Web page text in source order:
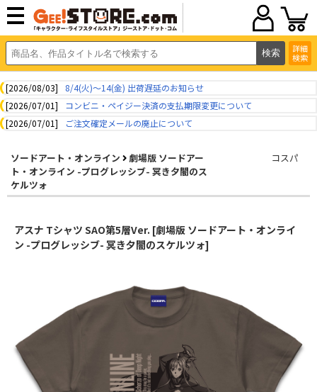
詳細
検索
[2026/08/03]
8/4(火)～14(金) 出荷遅延のお知らせ
[2026/07/01]
コンビニ・ペイジー決済の支払期限変更について
[2026/07/01]
ご注文確定メールの廃止について
ソードアート・オンライン
劇場版 ソードアー
ト・オンライン -プログレッシブ- 冥き夕闇のス
ケルツォ
コスパ
アスナ Tシャツ SAO第5層Ver. [劇場版 ソードアート・オンライ
ン -プログレッシブ- 冥き夕闇のスケルツォ]